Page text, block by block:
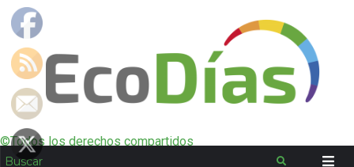
©Todos los derechos compartidos